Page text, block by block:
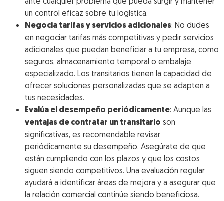
un control eficaz sobre tu logística.
Negocia tarifas y servicios adicionales: No dudes
en negociar tarifas más competitivas y pedir servicios
adicionales que puedan beneficiar a tu empresa, como
seguros, almacenamiento temporal o embalaje
especializado. Los transitarios tienen la capacidad de
ofrecer soluciones personalizadas que se adapten a
tus necesidades.
Evalúa el desempeño periódicamente: Aunque las
ventajas de contratar un transitario son
significativas, es recomendable revisar
periódicamente su desempeño. Asegúrate de que
están cumpliendo con los plazos y que los costos
siguen siendo competitivos. Una evaluación regular
ayudará a identificar áreas de mejora y a asegurar que
la relación comercial continúe siendo beneficiosa.